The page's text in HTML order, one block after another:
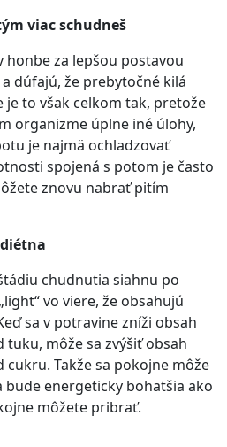
viac schudneš
honbe za lepšou postavou
dúfajú, že prebytočné kilá
je to však celkom tak, pretože
organizme úplne iné úlohy,
je najmä ochladzovať
spojená s potom je často
znovu nabrať pitím
chudnutia siahnu po
vo viere, že obsahujú
sa v potravine zníži obsah
tuku, môže sa zvýšiť obsah
Takže sa pokojne môže
bude energeticky bohatšia ako
môžete pribrať.